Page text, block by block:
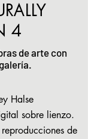
4
de arte con
Halse
sobre lienzo.
de